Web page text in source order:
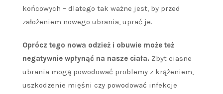
końcowych – dlatego tak ważne jest, by przed
założeniem nowego ubrania, uprać je.
Oprócz tego nowa odzież i obuwie może też
negatywnie wpłynąć na nasze ciała. Zbyt ciasne
ubrania mogą powodować problemy z krążeniem,
uszkodzenie mięśni czy powodować infekcje